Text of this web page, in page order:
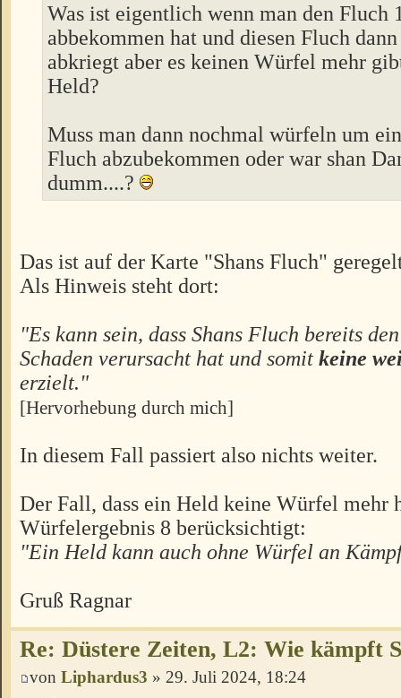
Was ist eigentlich wenn man den Fluch
abbekommen hat und diesen Fluch
abkriegt aber es keinen Würfel mehr
Held?
Muss man dann nochmal würfeln um
Fluch abzubekommen oder war shan
dumm....?
Das ist auf der Karte "Shans Fluch"
Als Hinweis steht dort:
"Es kann sein, dass Shans Fluch bereits
Schaden verursacht hat und somit keine
erzielt."
[Hervorhebung durch mich]
In diesem Fall passiert also nichts weiter.
Der Fall, dass ein Held keine Würfel mehr
Würfelergebnis 8 berücksichtigt:
"Ein Held kann auch ohne Würfel an
Gruß Ragnar
Re: Düstere Zeiten, L2: Wie kämpft
von Liphardus3 » 29. Juli 2024, 18:24